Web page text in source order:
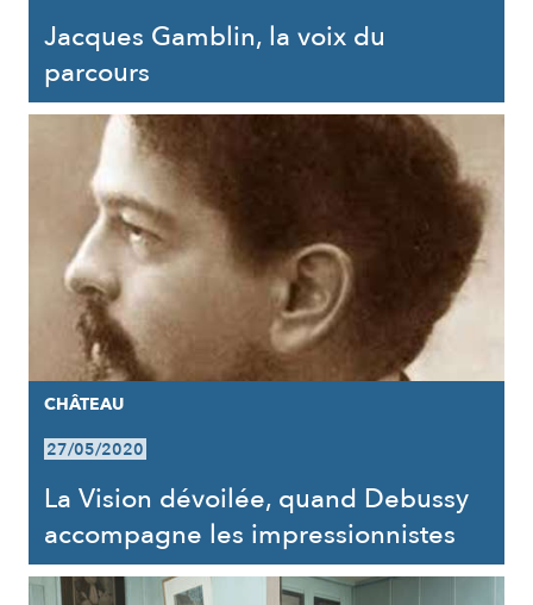
Jacques Gamblin, la voix du
parcours
CHÂTEAU
27/05/2020
La Vision dévoilée, quand Debussy
accompagne les impressionnistes